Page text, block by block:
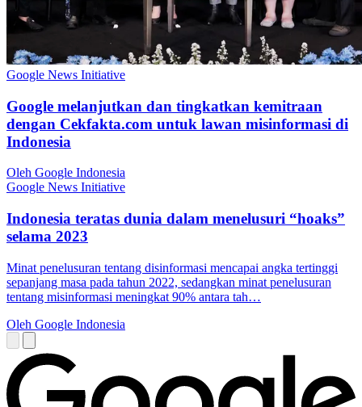
Google News Initiative
Google melanjutkan dan tingkatkan kemitraan
dengan Cekfakta.com untuk lawan misinformasi di
Indonesia
Oleh Google Indonesia
Google News Initiative
Indonesia teratas dunia dalam menelusuri “hoaks”
selama 2023
Minat penelusuran tentang disinformasi mencapai angka tertinggi
sepanjang masa pada tahun 2022, sedangkan minat penelusuran
tentang misinformasi meningkat 90% antara tah…
Oleh Google Indonesia